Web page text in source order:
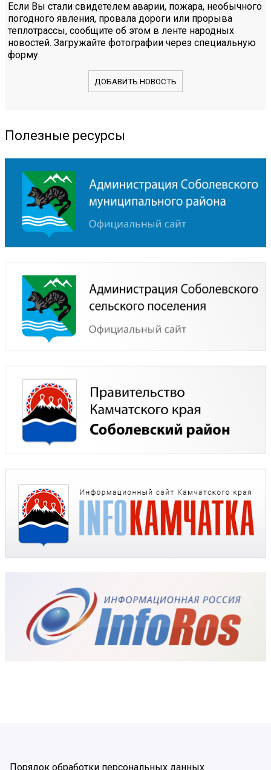
Если Вы стали свидетелем аварии, пожара, необычного
погодного явления, провала дороги или прорыва
теплотрассы, сообщите об этом в ленте народных
новостей. Загружайте фотографии через специальную
форму.
ДОБАВИТЬ НОВОСТЬ
Полезные ресурсы
Порядок обработки персональных данных